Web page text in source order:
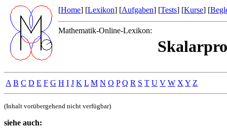
[Home] [Lexikon] [Aufgaben] [Tests] [Kurse] [
Mathematik-Online-Lexikon:
A B C D E F G H I J K L M N O P Q R S T U V W X Y Z
(Inhalt vorübergehend nicht verfügbar)
siehe auch: